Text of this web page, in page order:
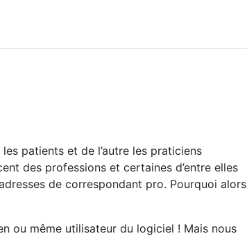
patients et de l’autre les praticiens
des professions et certaines d’entre elles
de correspondant pro. Pourquoi alors
ou même utilisateur du logiciel ! Mais nous